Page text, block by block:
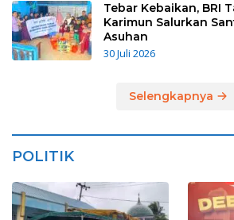
Tebar Kebaikan, BRI
Karimun Salurkan
Asuhan
30 Juli 2026
Selengkapnya
POLITIK